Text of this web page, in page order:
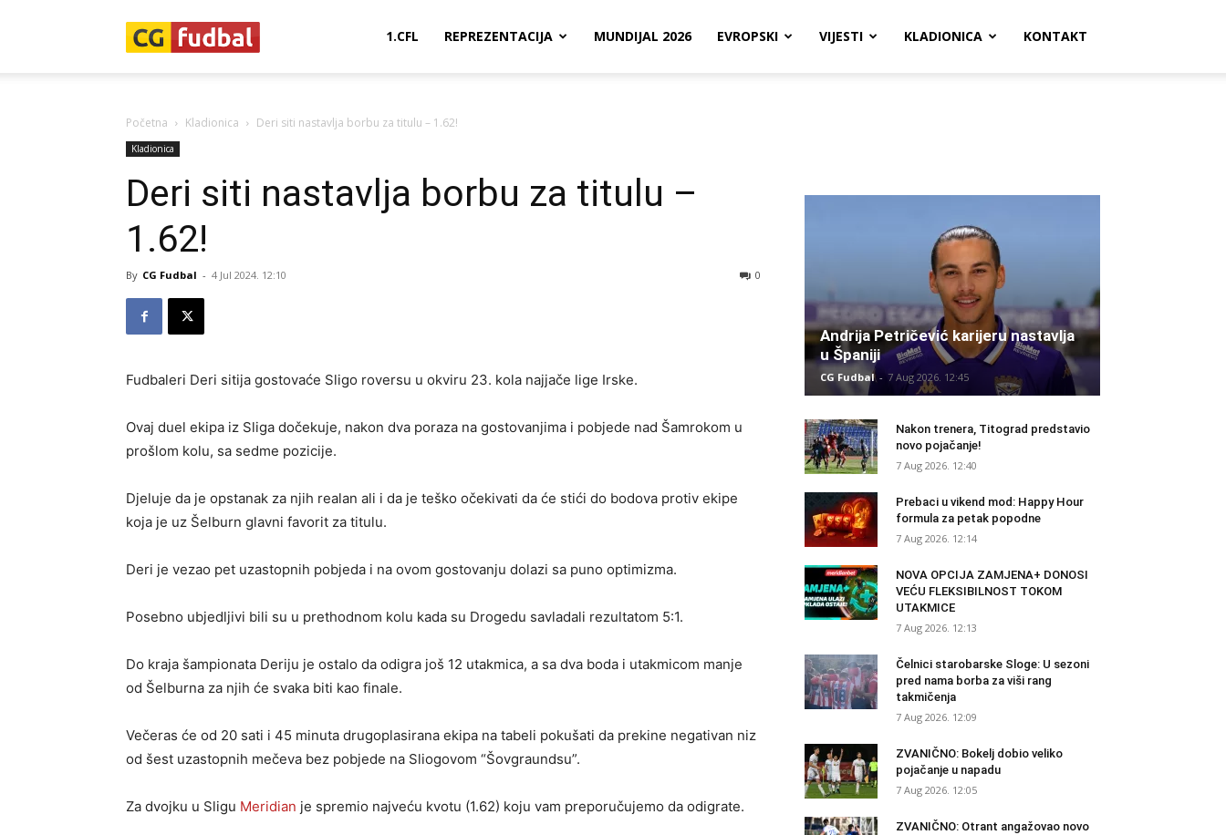
1.CFL REPREZENTACIJA MUNDIJAL 2026 EVROPSKI VIJESTI KLADIONICA KONTAKT
Početna Kladionica Deri siti nastavlja borbu za titulu – 1.62!
Kladionica
Deri siti nastavlja borbu za titulu –
1.62!
By CG Fudbal - 4 Jul 2024. 12:10 0
Fudbaleri Deri sitija gostovaće Sligo roversu u okviru 23. kola najjače lige Irske.
Ovaj duel ekipa iz Sliga dočekuje, nakon dva poraza na gostovanjima i pobjede nad Šamrokom u
prošlom kolu, sa sedme pozicije.
Djeluje da je opstanak za njih realan ali i da je teško očekivati da će stići do bodova protiv ekipe
koja je uz Šelburn glavni favorit za titulu.
Deri je vezao pet uzastopnih pobjeda i na ovom gostovanju dolazi sa puno optimizma.
Posebno ubjedljivi bili su u prethodnom kolu kada su Drogedu savladali rezultatom 5:1.
Do kraja šampionata Deriju je ostalo da odigra još 12 utakmica, a sa dva boda i utakmicom manje
od Šelburna za njih će svaka biti kao finale.
Večeras će od 20 sati i 45 minuta drugoplasirana ekipa na tabeli pokušati da prekine negativan niz
od šest uzastopnih mečeva bez pobjede na Sliogovom “Šovgraundsu”.
Za dvojku u Sligu Meridian je spremio najveću kvotu (1.62) koju vam preporučujemo da odigrate.
Andrija Petričević karijeru nastavlja
u Španiji
CG Fudbal - 7 Aug 2026. 12:45
Nakon trenera, Titograd predstavio
novo pojačanje!
7 Aug 2026. 12:40
Prebaci u vikend mod: Happy Hour
formula za petak popodne
7 Aug 2026. 12:14
NOVA OPCIJA ZAMJENA+ DONOSI
VEĆU FLEKSIBILNOST TOKOM
UTAKMICE
7 Aug 2026. 12:13
Čelnici starobarske Sloge: U sezoni
pred nama borba za viši rang
takmičenja
7 Aug 2026. 12:09
ZVANIČNO: Bokelj dobio veliko
pojačanje u napadu
7 Aug 2026. 12:05
ZVANIČNO: Otrant angažovao novo